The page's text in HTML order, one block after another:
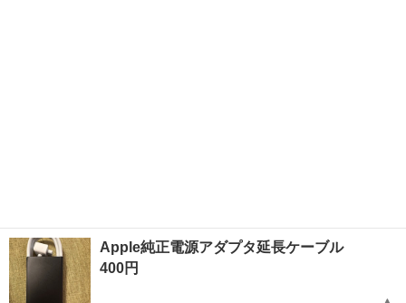
Apple純正電源アダプタ延長ケーブル
400円